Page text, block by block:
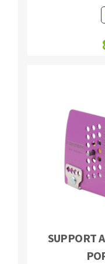
SUPPORT